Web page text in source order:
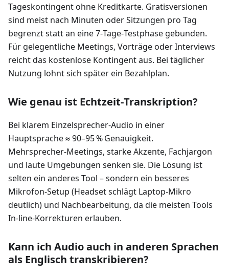
Tageskontingent ohne Kreditkarte. Gratisversionen
sind meist nach Minuten oder Sitzungen pro Tag
begrenzt statt an eine 7‑Tage‑Testphase gebunden.
Für gelegentliche Meetings, Vorträge oder Interviews
reicht das kostenlose Kontingent aus. Bei täglicher
Nutzung lohnt sich später ein Bezahlplan.
Wie genau ist Echtzeit‑Transkription?
Bei klarem Einzelsprecher‑Audio in einer
Hauptsprache ≈ 90–95 % Genauigkeit.
Mehrsprecher‑Meetings, starke Akzente, Fachjargon
und laute Umgebungen senken sie. Die Lösung ist
selten ein anderes Tool – sondern ein besseres
Mikrofon‑Setup (Headset schlägt Laptop‑Mikro
deutlich) und Nachbearbeitung, da die meisten Tools
In‑line‑Korrekturen erlauben.
Kann ich Audio auch in anderen Sprachen
als Englisch transkribieren?